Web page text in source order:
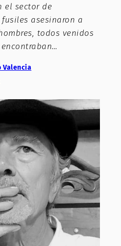
el sector de
asesinaron a
todos venidos
Valencia